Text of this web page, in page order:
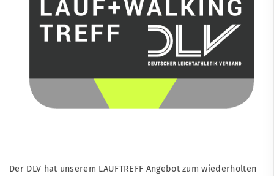
Der DLV hat unserem LAUFTREFF Angebot zum wiederholten